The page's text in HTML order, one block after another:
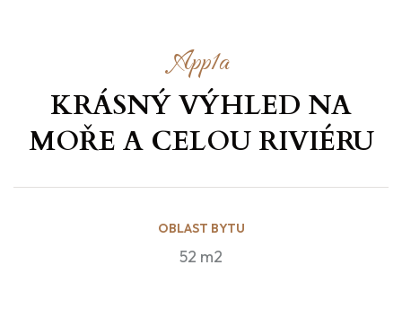
App1a
KRÁSNÝ VÝHLED NA
MOŘE A CELOU RIVIÉRU
OBLAST BYTU
52 m2